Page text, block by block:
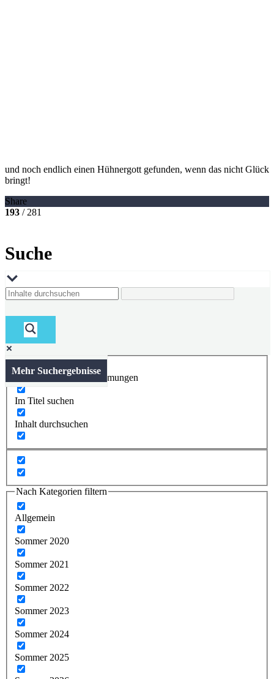
und noch endlich einen Hühnergott gefunden, wenn das nicht Glück
bringt!
Share
193 / 281
Suche
Mehr Suchergebnisse
Nur exakte Übereinstimmungen
Im Titel suchen
Inhalt durchsuchen
Nach Kategorien filtern
Allgemein
Sommer 2020
Sommer 2021
Sommer 2022
Sommer 2023
Sommer 2024
Sommer 2025